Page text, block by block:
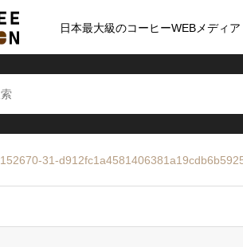
日本最大級のコーヒーWEBメディア
152670-31-